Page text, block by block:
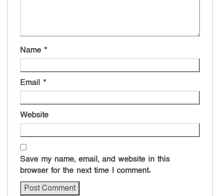
Name *
Email *
Website
Save my name, email, and website in this
browser for the next time I comment.